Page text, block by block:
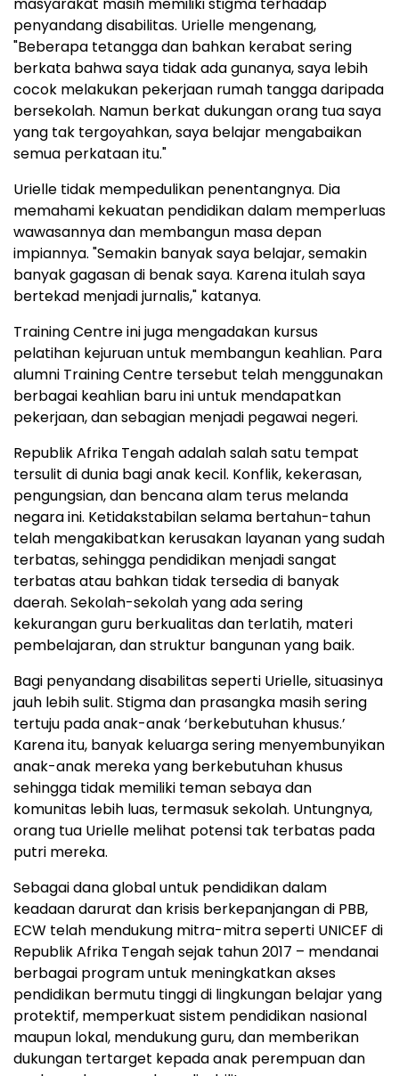
masyarakat masih memiliki stigma terhadap
penyandang disabilitas. Urielle mengenang,
"Beberapa tetangga dan bahkan kerabat sering
berkata bahwa saya tidak ada gunanya, saya lebih
cocok melakukan pekerjaan rumah tangga daripada
bersekolah. Namun berkat dukungan orang tua saya
yang tak tergoyahkan, saya belajar mengabaikan
semua perkataan itu."
Urielle tidak mempedulikan penentangnya. Dia
memahami kekuatan pendidikan dalam memperluas
wawasannya dan membangun masa depan
impiannya. "Semakin banyak saya belajar, semakin
banyak gagasan di benak saya. Karena itulah saya
bertekad menjadi jurnalis," katanya.
Training Centre ini juga mengadakan kursus
pelatihan kejuruan untuk membangun keahlian. Para
alumni Training Centre tersebut telah menggunakan
berbagai keahlian baru ini untuk mendapatkan
pekerjaan, dan sebagian menjadi pegawai negeri.
Republik Afrika Tengah adalah salah satu tempat
tersulit di dunia bagi anak kecil. Konflik, kekerasan,
pengungsian, dan bencana alam terus melanda
negara ini. Ketidakstabilan selama bertahun-tahun
telah mengakibatkan kerusakan layanan yang sudah
terbatas, sehingga pendidikan menjadi sangat
terbatas atau bahkan tidak tersedia di banyak
daerah. Sekolah-sekolah yang ada sering
kekurangan guru berkualitas dan terlatih, materi
pembelajaran, dan struktur bangunan yang baik.
Bagi penyandang disabilitas seperti Urielle, situasinya
jauh lebih sulit. Stigma dan prasangka masih sering
tertuju pada anak-anak ‘berkebutuhan khusus.’
Karena itu, banyak keluarga sering menyembunyikan
anak-anak mereka yang berkebutuhan khusus
sehingga tidak memiliki teman sebaya dan
komunitas lebih luas, termasuk sekolah. Untungnya,
orang tua Urielle melihat potensi tak terbatas pada
putri mereka.
Sebagai dana global untuk pendidikan dalam
keadaan darurat dan krisis berkepanjangan di PBB,
ECW telah mendukung mitra-mitra seperti UNICEF di
Republik Afrika Tengah sejak tahun 2017 – mendanai
berbagai program untuk meningkatkan akses
pendidikan bermutu tinggi di lingkungan belajar yang
protektif, memperkuat sistem pendidikan nasional
maupun lokal, mendukung guru, dan memberikan
dukungan tertarget kepada anak perempuan dan